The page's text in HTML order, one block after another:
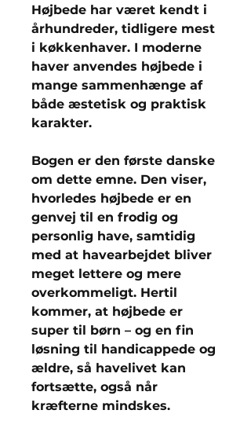
Højbede har været kendt i
århundreder, tidligere mest
i køkkenhaver. I moderne
haver anvendes højbede i
mange sammenhænge af
både æstetisk og praktisk
karakter.
Bogen er den første danske
om dette emne. Den viser,
hvorledes højbede er en
genvej til en frodig og
personlig have, samtidig
med at havearbejdet bliver
meget lettere og mere
overkommeligt. Hertil
kommer, at højbede er
super til børn – og en fin
løsning til handicappede og
ældre, så havelivet kan
fortsætte, også når
kræfterne mindskes.